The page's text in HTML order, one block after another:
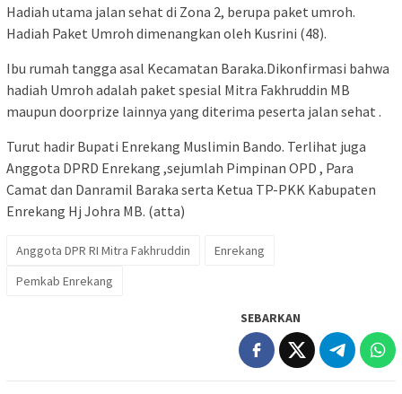
Hadiah utama jalan sehat di Zona 2, berupa paket umroh.
Hadiah Paket Umroh dimenangkan oleh Kusrini (48).
Ibu rumah tangga asal Kecamatan Baraka.Dikonfirmasi bahwa
hadiah Umroh adalah paket spesial Mitra Fakhruddin MB
maupun doorprize lainnya yang diterima peserta jalan sehat .
Turut hadir Bupati Enrekang Muslimin Bando. Terlihat juga
Anggota DPRD Enrekang ,sejumlah Pimpinan OPD , Para
Camat dan Danramil Baraka serta Ketua TP-PKK Kabupaten
Enrekang Hj Johra MB. (atta)
Anggota DPR RI Mitra Fakhruddin
Enrekang
Pemkab Enrekang
SEBARKAN